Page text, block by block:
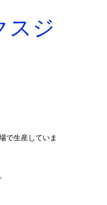
スジ
で生産していま